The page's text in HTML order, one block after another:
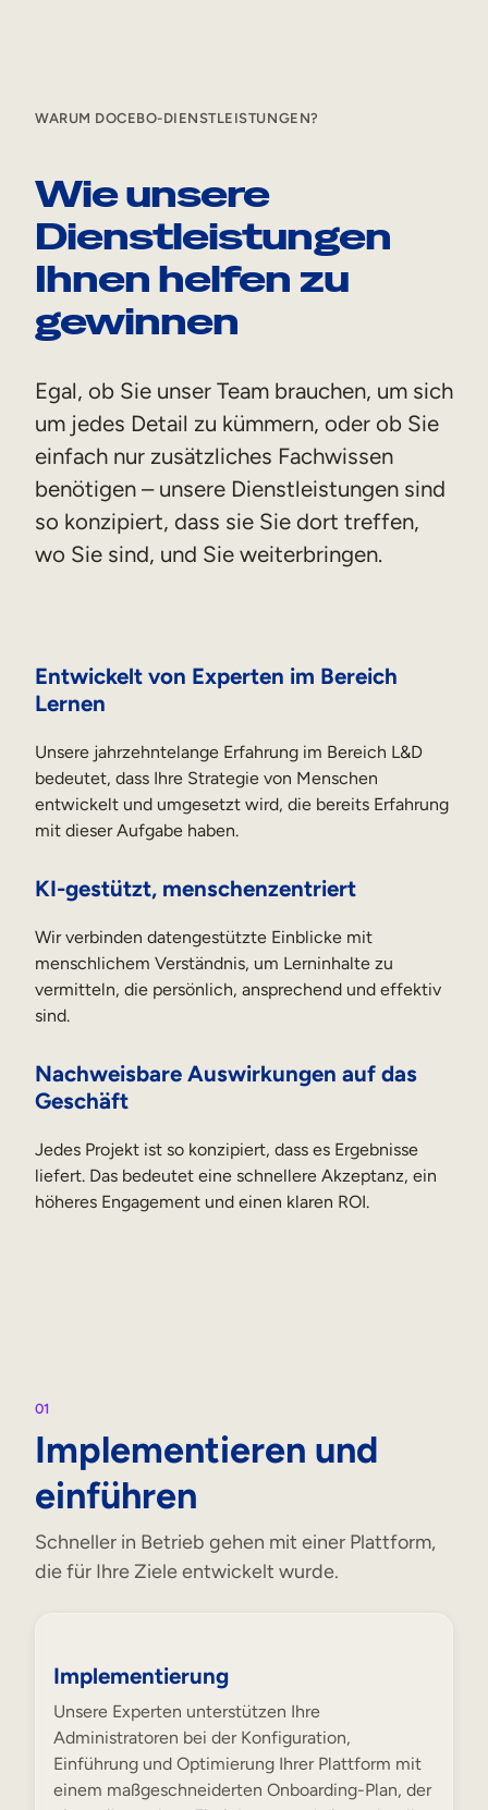
WARUM DOCEBO-DIENSTLEISTUNGEN?
Wie unsere
Dienstleistungen
Ihnen helfen zu
gewinnen
Egal, ob Sie unser Team brauchen, um sich
um jedes Detail zu kümmern, oder ob Sie
einfach nur zusätzliches Fachwissen
benötigen – unsere Dienstleistungen sind
so konzipiert, dass sie Sie dort treffen,
wo Sie sind, und Sie weiterbringen.
Entwickelt von Experten im Bereich
Lernen
Unsere jahrzehntelange Erfahrung im Bereich L&D
bedeutet, dass Ihre Strategie von Menschen
entwickelt und umgesetzt wird, die bereits Erfahrung
mit dieser Aufgabe haben.
KI-gestützt, menschenzentriert
Wir verbinden datengestützte Einblicke mit
menschlichem Verständnis, um Lerninhalte zu
vermitteln, die persönlich, ansprechend und effektiv
sind.
Nachweisbare Auswirkungen auf das
Geschäft
Jedes Projekt ist so konzipiert, dass es Ergebnisse
liefert. Das bedeutet eine schnellere Akzeptanz, ein
höheres Engagement und einen klaren ROI.
01
Implementieren und
einführen
Schneller in Betrieb gehen mit einer Plattform,
die für Ihre Ziele entwickelt wurde.
Implementierung
Unsere Experten unterstützen Ihre
Administratoren bei der Konfiguration,
Einführung und Optimierung Ihrer Plattform mit
einem maßgeschneiderten Onboarding-Plan, der